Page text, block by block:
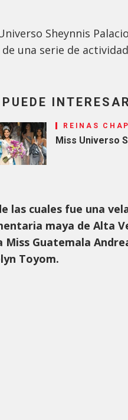
Sheynnis
una serie de
REINAS
Miss Universo
las cuales fue una
maya de Alta
Miss Guatemala
Toyom.